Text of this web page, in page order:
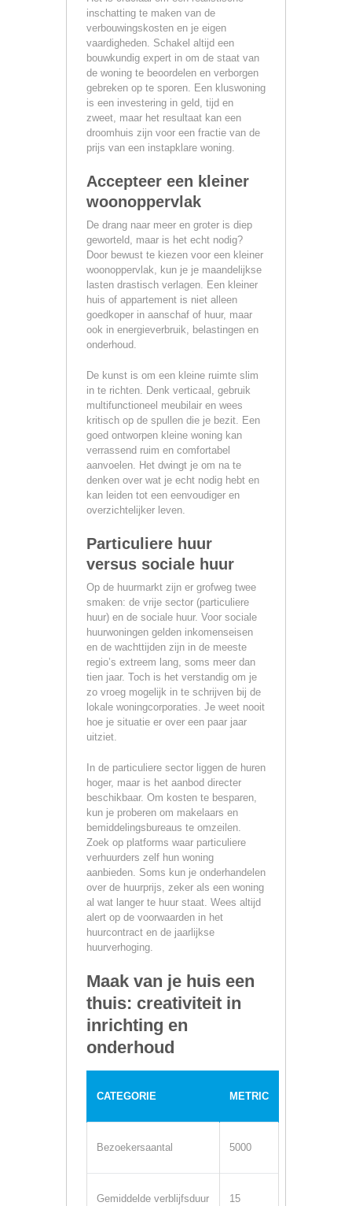
inschatting te maken van de
verbouwingskosten en je eigen
vaardigheden. Schakel altijd een
bouwkundig expert in om de staat van
de woning te beoordelen en verborgen
gebreken op te sporen. Een kluswoning
is een investering in geld, tijd en
zweet, maar het resultaat kan een
droomhuis zijn voor een fractie van de
prijs van een instapklare woning.
Accepteer een kleiner
woonoppervlak
De drang naar meer en groter is diep
geworteld, maar is het echt nodig?
Door bewust te kiezen voor een kleiner
woonoppervlak, kun je je maandelijkse
lasten drastisch verlagen. Een kleiner
huis of appartement is niet alleen
goedkoper in aanschaf of huur, maar
ook in energieverbruik, belastingen en
onderhoud.
De kunst is om een kleine ruimte slim
in te richten. Denk verticaal, gebruik
multifunctioneel meubilair en wees
kritisch op de spullen die je bezit. Een
goed ontworpen kleine woning kan
verrassend ruim en comfortabel
aanvoelen. Het dwingt je om na te
denken over wat je echt nodig hebt en
kan leiden tot een eenvoudiger en
overzichtelijker leven.
Particuliere huur
versus sociale huur
Op de huurmarkt zijn er grofweg twee
smaken: de vrije sector (particuliere
huur) en de sociale huur. Voor sociale
huurwoningen gelden inkomenseisen
en de wachttijden zijn in de meeste
regio’s extreem lang, soms meer dan
tien jaar. Toch is het verstandig om je
zo vroeg mogelijk in te schrijven bij de
lokale woningcorporaties. Je weet nooit
hoe je situatie er over een paar jaar
uitziet.
In de particuliere sector liggen de huren
hoger, maar is het aanbod directer
beschikbaar. Om kosten te besparen,
kun je proberen om makelaars en
bemiddelingsbureaus te omzeilen.
Zoek op platforms waar particuliere
verhuurders zelf hun woning
aanbieden. Soms kun je onderhandelen
over de huurprijs, zeker als een woning
al wat langer te huur staat. Wees altijd
alert op de voorwaarden in het
huurcontract en de jaarlijkse
huurverhoging.
Maak van je huis een
thuis: creativiteit in
inrichting en
onderhoud
CATEGORIE METRIC
Bezoekersaantal 5000
Gemiddelde verblijfsduur 15